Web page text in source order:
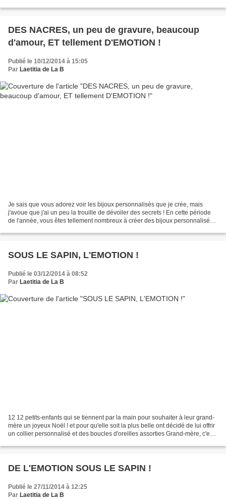
DES NACRES, un peu de gravure, beaucoup
d'amour, ET tellement D'EMOTION !
Publié le 10/12/2014 à 15:05
Par Laetitia de La B
Je sais que vous adorez voir les bijoux personnalisés que je crée, mais
j'avoue que j'ai un peu la trouille de dévoiler des secrets ! En cette période
de l'année, vous êtes tellement nombreux à créer des bijoux personnalisés
SOUS LE SAPIN, L'EMOTION !
Publié le 03/12/2014 à 08:52
Par Laetitia de La B
12 12 petits-enfants qui se tiennent par la main pour souhaiter à leur grand-
mère un joyeux Noël ! et pour qu'elle soit la plus belle ont décidé de lui offrir
un collier personnalisé et des boucles d'oreilles assorties Grand-mère, c'est
DE L'EMOTION SOUS LE SAPIN !
Publié le 27/11/2014 à 12:25
Par Laetitia de La B